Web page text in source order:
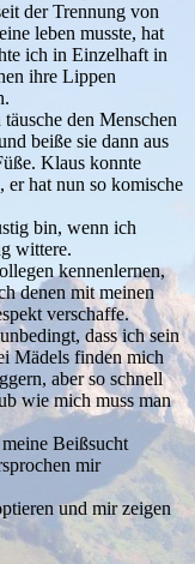
der Trennung von
leben musste, hat
ich in Einzelhaft in
ihre Lippen
den Menschen
beiße sie dann aus
Klaus konnte
er hat nun so komische
bin, wenn ich
wittere.
kennenlernen,
denen mit meinen
verschaffe.
dass ich sein
Mädels finden mich
aber so schnell
wie mich muss man
Beißsucht
mir
und mir zeigen